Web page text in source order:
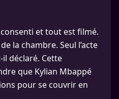
et tout est filmé.
la chambre. Seul l’acte
il déclaré. Cette
que Kylian Mbappé
pour se couvrir en